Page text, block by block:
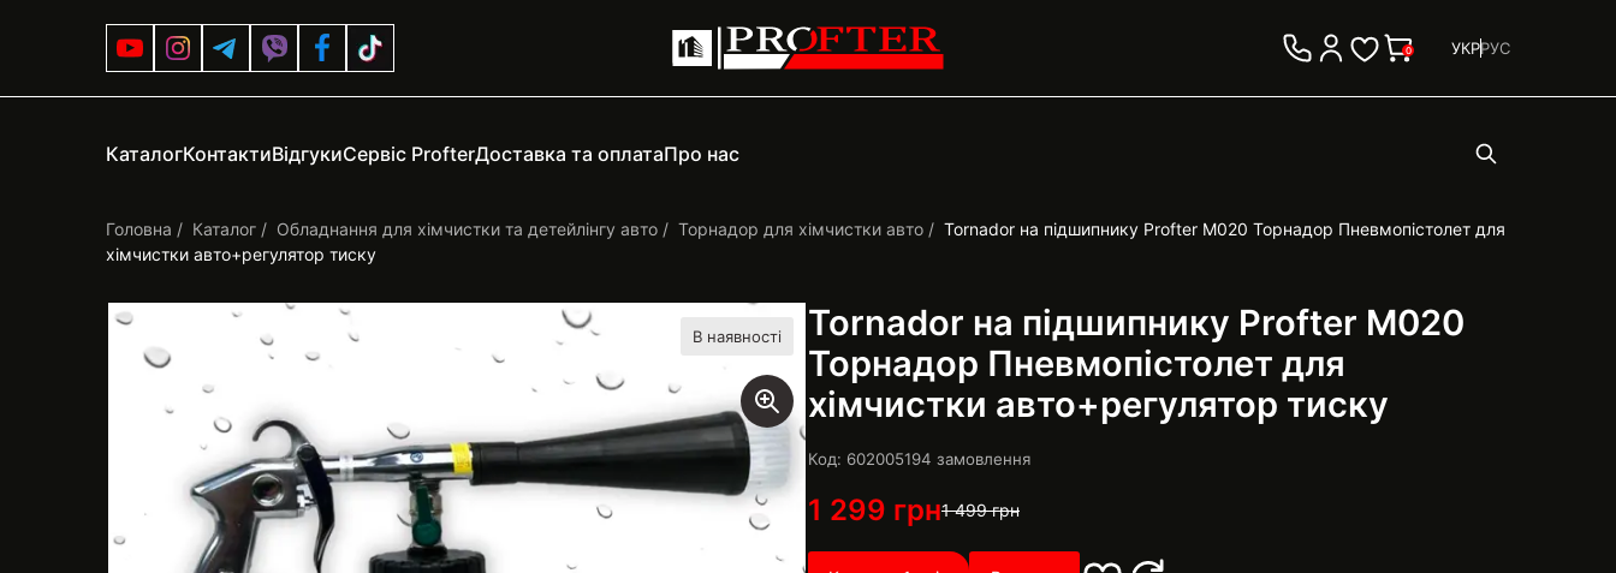
0 УКРРУС
КаталогКонтактиВідгукиСервіс ProfterДоставка та оплатаПро нас
Головна Каталог Обладнання для хімчистки та детейлінгу авто Торнадор для хімчистки авто
Tornador на підшипнику Profter М020 Торнадор Пневмопістолет для
хімчистки авто+регулятор тиску
В наявності
Tornador на підшипнику Profter М020
Торнадор Пневмопістолет для
хімчистки авто+регулятор тиску
Код: 602005194 замовлення
1 299 грн1 499грн